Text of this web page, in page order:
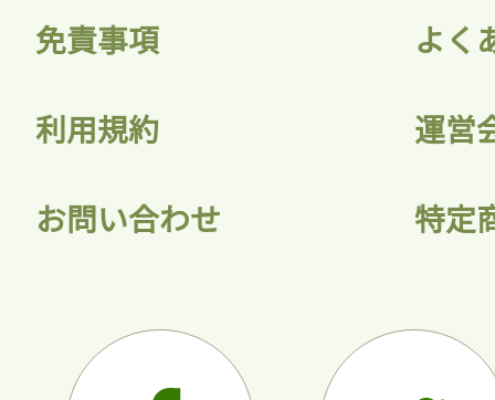
免責事項 よく
利用規約 運営
お問い合わせ 特定